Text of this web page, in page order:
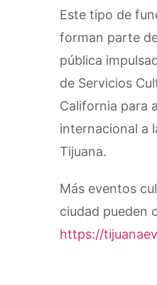
Este tipo de
forman parte
pública
de Servicios
California para
internacional a
Tijuana.
Más eventos
ciudad pueden
https://